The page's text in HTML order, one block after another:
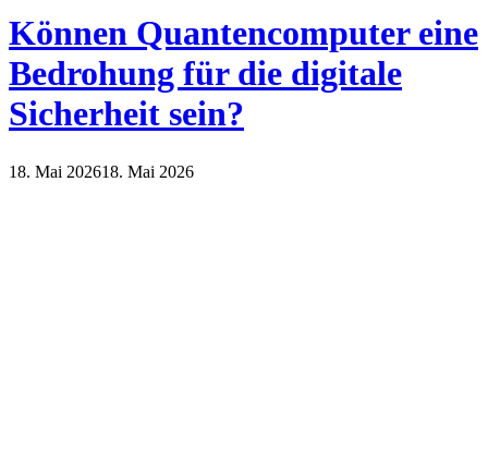
Können Quantencomputer eine
Bedrohung für die digitale
Sicherheit sein?
18. Mai 202618. Mai 2026